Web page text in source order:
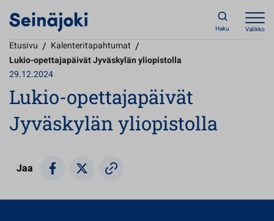
Haku Valikko
Etusivu / Kalenteritapahtumat /
Lukio-opettajapäivät Jyväskylän yliopistolla
29.12.2024
Lukio-opettajapäivät
Jyväskylän yliopistolla
Jaa